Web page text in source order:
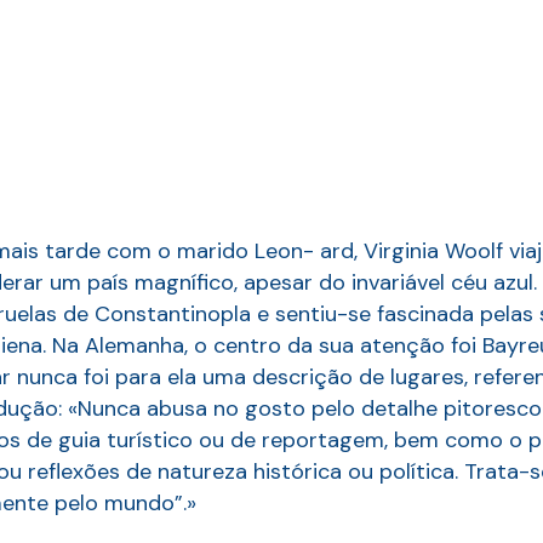
tarde com o marido Leon- ard, Virginia Woolf
um país magnífico, apesar do invariável céu
de Constantinopla e sentiu-se fascinada
Na Alemanha, o centro da sua atenção foi
nunca foi para ela uma descrição de lugares,
«Nunca abusa no gosto pelo detalhe
de guia turístico ou de reportagem, bem como o
reflexões de natureza histórica ou política. Trata-
pelo mundo”.»